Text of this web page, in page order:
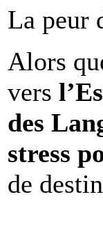
La peur
Alors
vers
des
stress
de